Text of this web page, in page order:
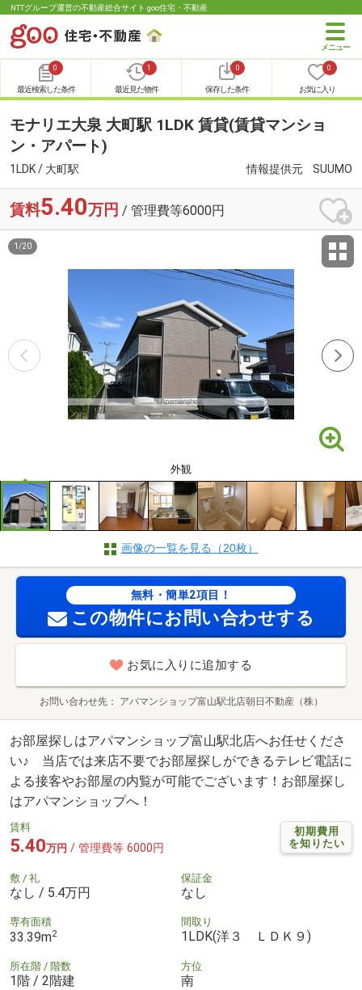
NTTグループ運営の不動産総合サイト goo住宅・不動産
0
最近検索した条件
1
最近見た物件
0
保存した条件
0
お気に入り
モナリエ大泉 大町駅 1LDK 賃貸(賃貸マンショ
ン・アパート)
1LDK / 大町駅 情報提供元 SUUMO
賃料5.40万円 / 管理費等6000円
外観
1 /20
画像の一覧を見る（20枚）
無料・簡単2項目！
この物件にお問い合わせする
お気に入りに追加する
お問い合わせ先 アパマンショップ富山駅北店朝日不動産（株）
お部屋探しはアパマンショップ富山駅北店へお任せくださ
い♪ 当店では来店不要でお部屋探しができるテレビ電話に
よる接客やお部屋の内覧が可能でございます！お部屋探し
はアパマンショップへ！
初期費用
を知りたい
賃料
5.40万円 / 管理費等 6000円
敷 / 礼
なし / 5.4万円
保証金
なし
専有面積
33.39m2
間取り
1LDK(洋３ ＬＤＫ９)
所在階 / 階数
1階 / 2階建
方位
南